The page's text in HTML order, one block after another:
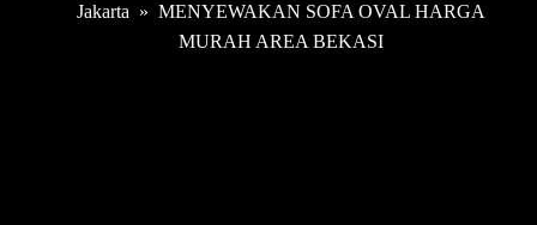
Jakarta » MENYEWAKAN SOFA OVAL HARGA
MURAH AREA BEKASI